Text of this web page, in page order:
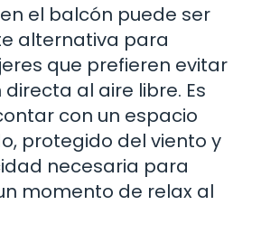
el balcón puede ser
alternativa para
que prefieren evitar
al aire libre. Es
con un espacio
protegido del viento y
necesaria para
momento de relax al